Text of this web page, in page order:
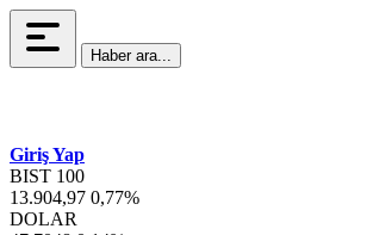
Haber ara...
Giriş Yap
BIST 100
13.904,97 0,77%
DOLAR